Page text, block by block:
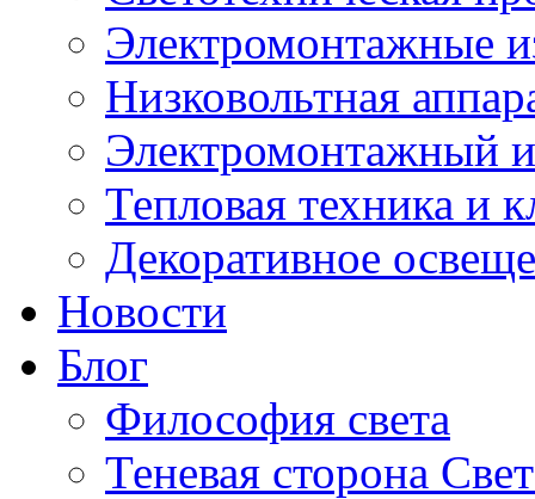
Электромонтажные
Низковольтная
Электромонтажный
Тепловая техника и
Декоративное
Новости
Блог
Философия света
Теневая сторона